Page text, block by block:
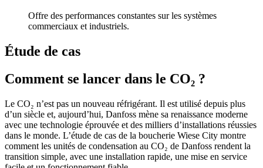
Offre des performances constantes sur les systèmes
commerciaux et industriels.
Étude de cas
Comment se lancer dans le CO₂ ?
Le CO₂ n’est pas un nouveau réfrigérant. Il est utilisé depuis plus
d’un siècle et, aujourd’hui, Danfoss mène sa renaissance moderne
avec une technologie éprouvée et des milliers d’installations réussies
dans le monde. L’étude de cas de la boucherie Wiese City montre
comment les unités de condensation au CO₂ de Danfoss rendent la
transition simple, avec une installation rapide, une mise en service